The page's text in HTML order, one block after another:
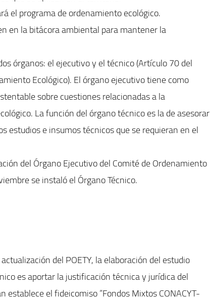
el programa de ordenamiento ecológico.
en la bitácora ambiental para mantener la
órganos: el ejecutivo y el técnico (Artículo 70 del
Ecológico). El órgano ejecutivo tiene como
sobre cuestiones relacionadas a la
La función del órgano técnico es la de asesorar
estudios e insumos técnicos que se requieran en el
del Órgano Ejecutivo del Comité de Ordenamiento
se instaló el Órgano Técnico.
del POETY, la elaboración del estudio
es aportar la justificación técnica y jurídica del
el fideicomiso “Fondos Mixtos CONACYT-